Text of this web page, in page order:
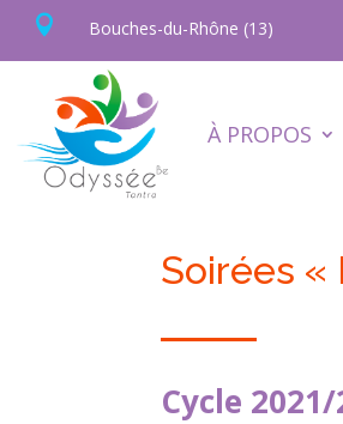
 Bouches-du-Rhône (13)
À PROPOS
Soirées «
Cycle